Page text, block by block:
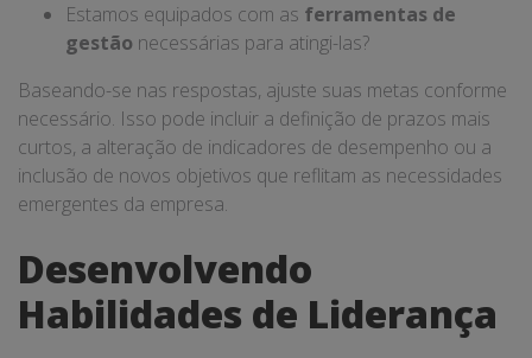
Estamos equipados com as ferramentas de
gestão necessárias para atingi-las?
Baseando-se nas respostas, ajuste suas metas conforme
necessário. Isso pode incluir a definição de prazos mais
curtos, a alteração de indicadores de desempenho ou a
inclusão de novos objetivos que reflitam as necessidades
emergentes da empresa.
Desenvolvendo
Habilidades de Liderança